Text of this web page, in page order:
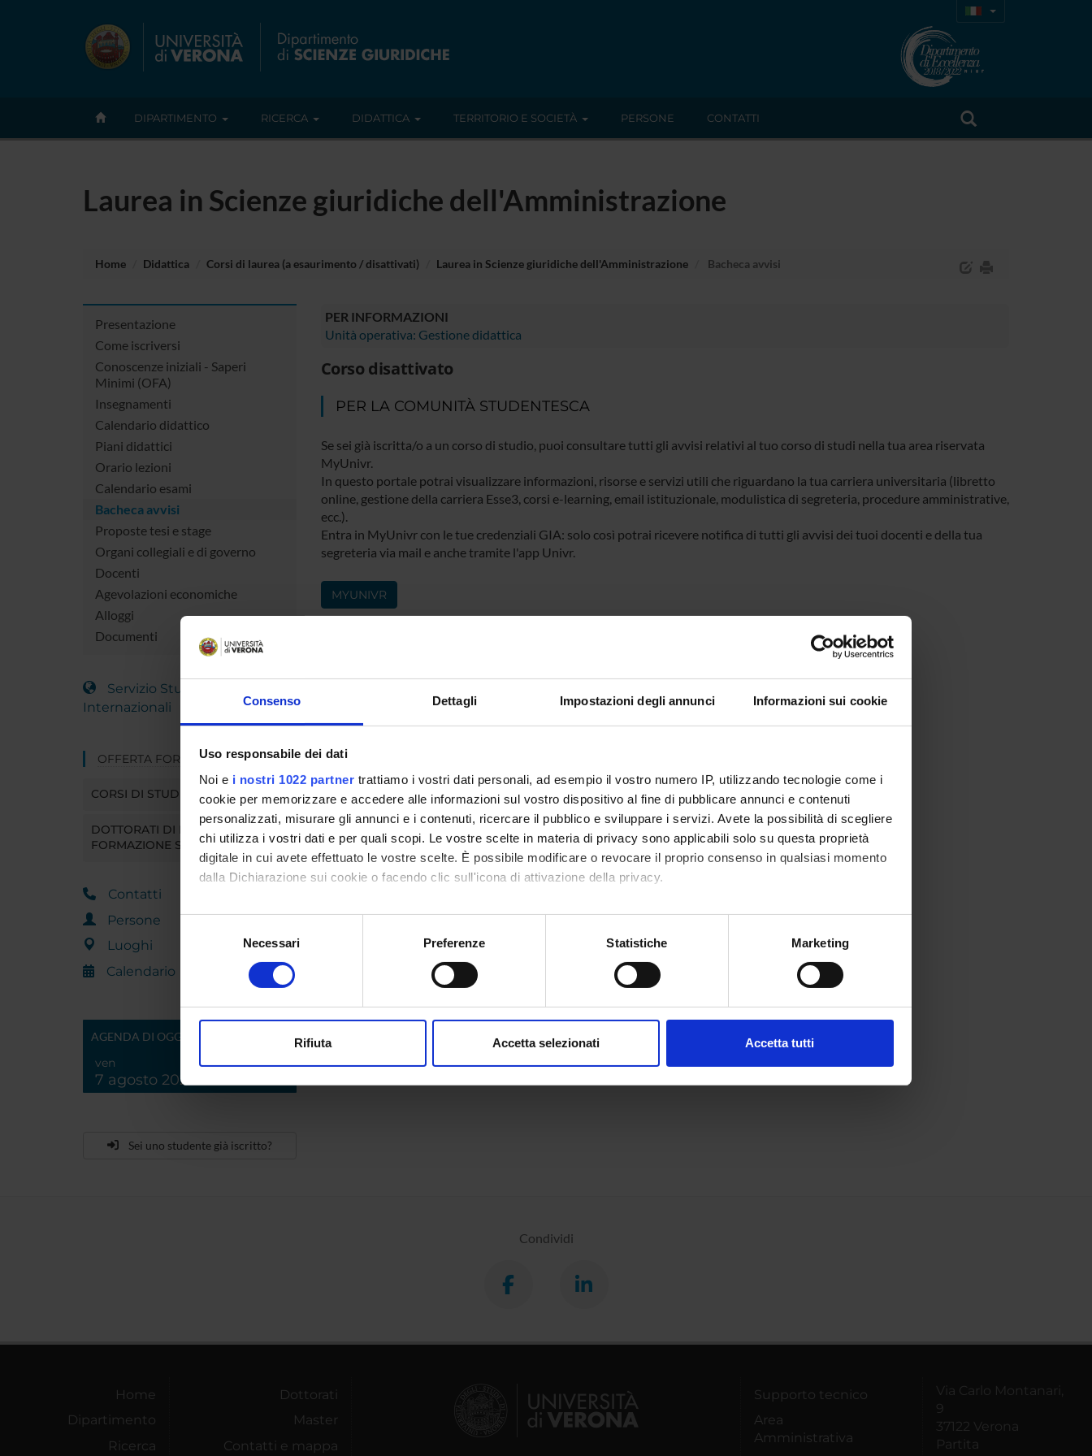
Consenso Dettagli Impostazioni degli annunci Informazioni sui cookie
Uso responsabile dei dati
Noi e i nostri 1022 partner trattiamo i vostri dati personali, ad esempio il vostro numero IP, utilizzando tecnologie come i
cookie per memorizzare e accedere alle informazioni sul vostro dispositivo al fine di pubblicare annunci e contenuti
personalizzati, misurare gli annunci e i contenuti, ricercare il pubblico e sviluppare i servizi. Avete la possibilità di scegliere
chi utilizza i vostri dati e per quali scopi. Le vostre scelte in materia di privacy sono applicabili solo su questa proprietà
digitale in cui avete effettuato le vostre scelte. È possibile modificare o revocare il proprio consenso in qualsiasi momento
dalla Dichiarazione sui cookie o facendo clic sull'icona di attivazione della privacy.
Con il tuo consenso, vorremmo anche:
raccogliere informazioni sulla tua posizione geografica, con un'approssimazione di qualche metro,
digitali).
modificare o ritirare il tuo consenso in qualsiasi momento dalla Dichiarazione sui cookie.
di analisi dei dati web, pubblicità e social media, i quali potrebbero combinarle con altre informazioni che hai fornito loro o
Necessari Preferenze Statistiche Marketing
Rifiuta Accetta selezionati Accetta tutti
DIPARTIMENTO RICERCA DIDATTICA TERRITORIO E SOCIETÀ PERSONE CONTATTI
Laurea in Scienze giuridiche dell'Amministrazione
Home Didattica Corsi di laurea (a esaurimento / disattivati) Laurea in Scienze giuridiche dell'Amministrazione Bacheca avvisi
Presentazione
Come iscriversi
Conoscenze iniziali - Saperi
Minimi (OFA)
Insegnamenti
Calendario didattico
Piani didattici
Orario lezioni
Calendario esami
Bacheca avvisi
Proposte tesi e stage
Organi collegiali e di governo
Docenti
Agevolazioni economiche
Alloggi
Documenti
Servizio Studenti
Internazionali
OFFERTA FORMATIVA
CORSI DI STUDIO
DOTTORATI DI RICERCA E
FORMAZIONE SUPERIORE
Contatti
Persone
Luoghi
Calendario
AGENDA DI OGGI
ven
7 agosto 2026
Sei uno studente già iscritto?
PER INFORMAZIONI
Unità operativa: Gestione didattica
Corso disattivato
PER LA COMUNITÀ STUDENTESCA
Se sei già iscritta/o a un corso di studio, puoi consultare tutti gli avvisi relativi al tuo corso di studi nella tua area riservata
MyUnivr.
In questo portale potrai visualizzare informazioni, risorse e servizi utili che riguardano la tua carriera universitaria (libretto
online, gestione della carriera Esse3, corsi e-learning, email istituzionale, modulistica di segreteria, procedure amministrative,
ecc.).
Entra in MyUnivr con le tue credenziali GIA: solo così potrai ricevere notifica di tutti gli avvisi dei tuoi docenti e della tua
segreteria via mail e anche tramite l'app Univr.
MYUNIVR
Condividi
Home
Dipartimento
Ricerca
Dottorati
Master
Contatti e mappa
Supporto tecnico
Area
Amministrativa
Via Carlo Montanari,
9
37122 Verona
Partita